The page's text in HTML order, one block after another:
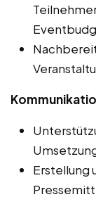
Erstellung